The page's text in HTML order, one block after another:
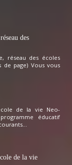
des
réseau des écoles
de page) Vous vous
de la vie Neo-
éducatif
de la vie